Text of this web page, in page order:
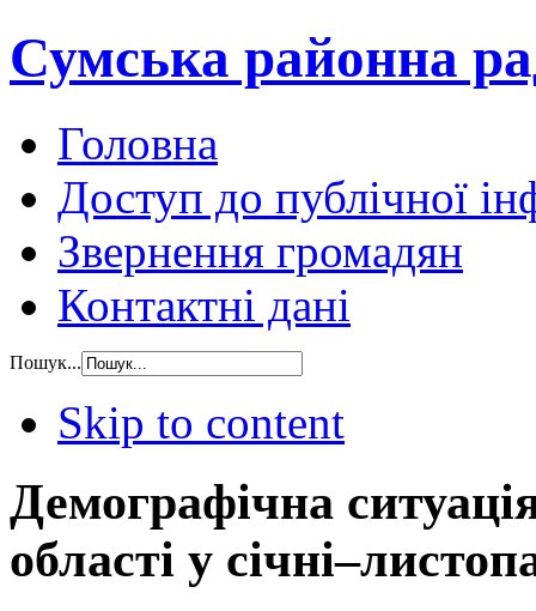
Сумська районна
Головна
Доступ до публічної
Звернення громадян
Контактні дані
Пошук...
Skip to content
Демографічна
області у